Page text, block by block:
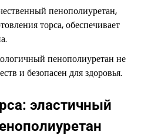
пенополиуретан,
торса, обеспечивает
пенополиуретан не
и безопасен для здоровья.
эластичный